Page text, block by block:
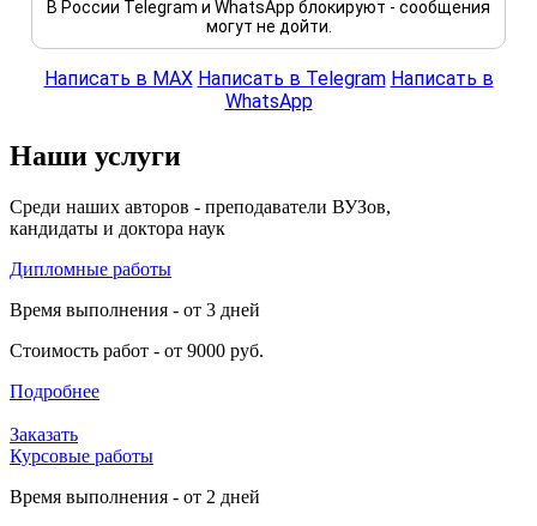
В России Telegram и WhatsApp блокируют - сообщения
могут не дойти.
Написать в MAX Написать в Telegram Написать в
WhatsApp
Наши услуги
Среди наших авторов - преподаватели ВУЗов,
кандидаты и доктора наук
Дипломные работы
Время выполнения - от 3 дней
Стоимость работ - от 9000 руб.
Подробнее
Заказать
Курсовые работы
Время выполнения - от 2 дней